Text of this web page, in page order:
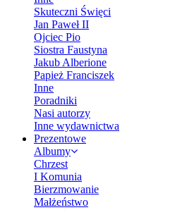
Skuteczni Święci
Jan Paweł II
Ojciec Pio
Siostra Faustyna
Jakub Alberione
Papież Franciszek
Inne
Poradniki
Nasi autorzy
Inne wydawnictwa
Prezentowe
Albumy
Chrzest
I Komunia
Bierzmowanie
Małżeństwo